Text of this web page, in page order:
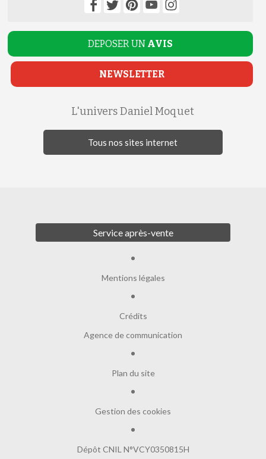
DEPOSER UN AVIS
NEWSLETTER
L'univers Daniel Moquet
Tous nos sites internet
Service après-vente
Mentions légales
Crédits
Agence de communication
Plan du site
Gestion des cookies
Dépôt CNIL N°VCY0350815H